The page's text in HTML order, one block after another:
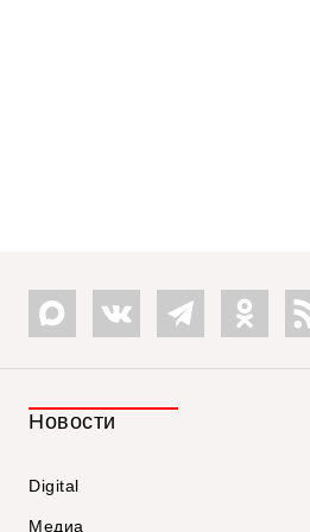
Новости
Digital
Медиа